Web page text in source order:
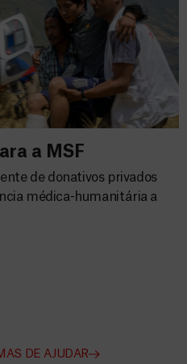
a MSF
a MSF
de donativos privados
médica-humanitária a
DE AJUDAR